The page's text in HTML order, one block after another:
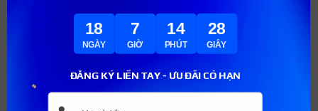
Khuôn mặt kim cương nhiều góc cạnh phù hợp với chân
ĐĂNG KÝ LIỀN TAY - ƯU ĐÃI CÓ HẠN
18
NGÀY
7
GIỜ
14
PHÚT
27
GIÂY